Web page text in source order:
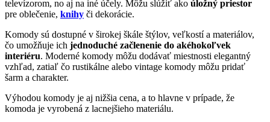
televízorom, no aj na iné účely. Môžu slúžiť ako úložný priestor
pre oblečenie, knihy či dekorácie.
Komody sú dostupné v širokej škále štýlov, veľkostí a materiálov,
čo umožňuje ich jednoduché začlenenie do akéhokoľvek
interiéru. Moderné komody môžu dodávať miestnosti elegantný
vzhľad, zatiaľ čo rustikálne alebo vintage komody môžu pridať
šarm a charakter.
Výhodou komody je aj nižšia cena, a to hlavne v prípade, že
komoda je vyrobená z lacnejšieho materiálu.